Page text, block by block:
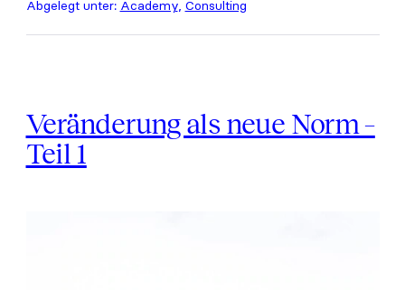
Führungskraft
heute
Abgelegt unter: Academy, Consulting
Veränderung als neue Norm –
Teil 1